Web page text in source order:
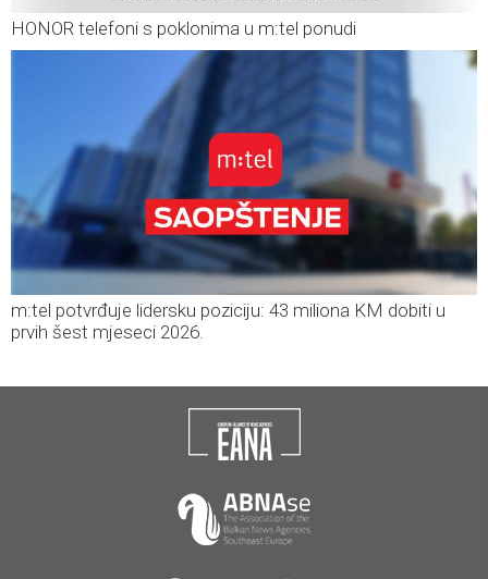
HONOR telefoni s poklonima u m:tel ponudi
m:tel potvrđuje lidersku poziciju: 43 miliona KM dobiti u
prvih šest mjeseci 2026.